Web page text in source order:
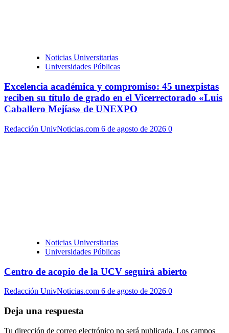
Noticias Universitarias
Universidades Públicas
Excelencia académica y compromiso: 45 unexpistas
reciben su título de grado en el Vicerrectorado «Luis
Caballero Mejías» de UNEXPO
Redacción UnivNoticias.com 6 de agosto de 2026 0
Noticias Universitarias
Universidades Públicas
Centro de acopio de la UCV seguirá abierto
Redacción UnivNoticias.com 6 de agosto de 2026 0
Deja una respuesta
Tu dirección de correo electrónico no será publicada. Los campos